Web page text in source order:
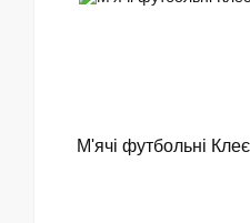
М'ячі футбольні